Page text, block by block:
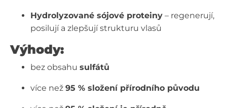
Hydrolyzované sójové proteiny – regenerují,
posilují a zlepšují strukturu vlasů
Výhody:
bez obsahu sulfátů
více než 95 % složení přírodního původu